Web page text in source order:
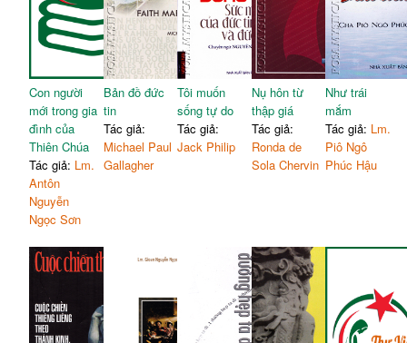
Con người
mới trong gia
đình của
Thiên Chúa
Tác giả: Lm.
Antôn
Nguyễn
Ngọc Sơn
Bản đồ đức
tin
Tác giả:
Michael Paul
Gallagher
Tôi muốn
sống tự do
Tác giả:
Jack Philip
Nụ hôn từ
thập giá
Tác giả:
Ronda de
Sola Chervin
Như trái
mắm
Tác giả: Lm.
Piô Ngô
Phúc Hậu